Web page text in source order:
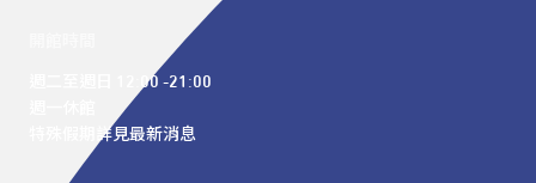
週二至週日 12:00 -21:00
特殊假期詳見最新消息